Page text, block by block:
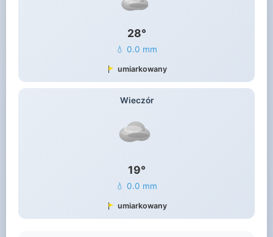
28°
💧 0.0 mm
umiarkowany
Wieczór
19°
💧 0.0 mm
umiarkowany